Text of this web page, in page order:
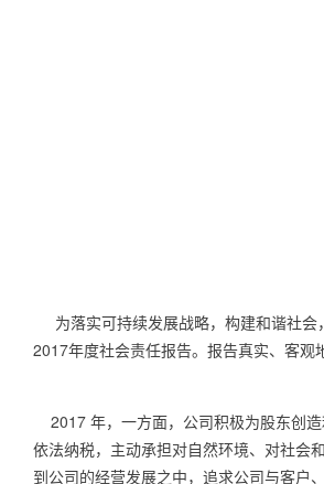
为落实可持续发展战略，构建和谐社会
2017年度社会责任报告。报告真实、客观
2017 年，一方面，公司积极为股东创
依法纳税，主动承担对自然环境、对社会
到公司的经营发展之中，追求公司与客户